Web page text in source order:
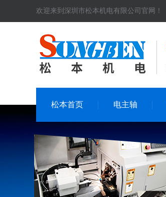
欢迎来到深圳市松本机电有限公司官网！
松本首页 电主轴